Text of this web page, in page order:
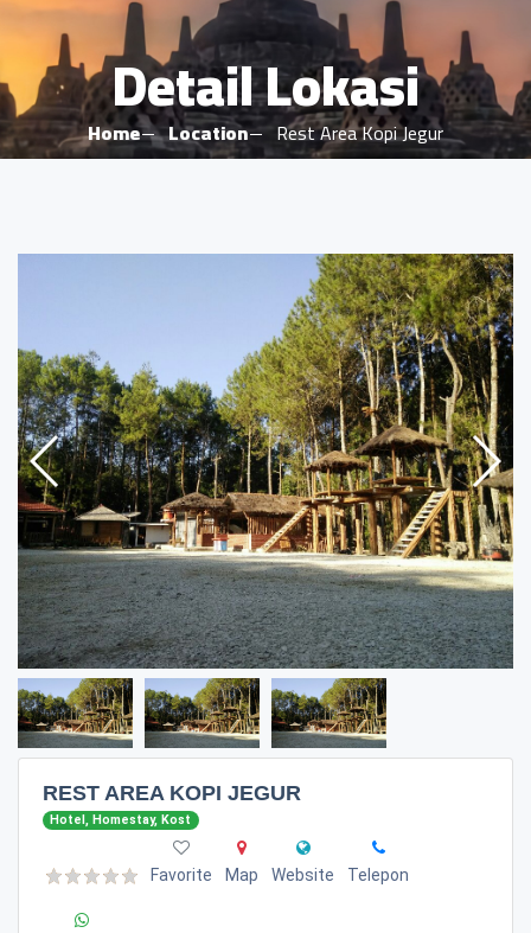
Detail Lokasi
Home Location Rest Area Kopi Jegur
REST AREA KOPI JEGUR
Hotel, Homestay, Kost
Favorite Map Website Telepon